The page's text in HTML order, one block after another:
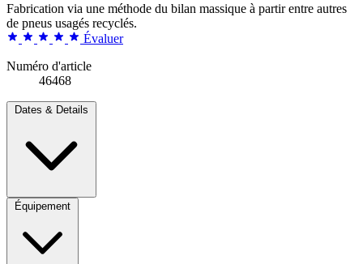
Fabrication via une méthode du bilan massique à partir entre autres
de pneus usagés recyclés.
Évaluer
Numéro d'article
46468
Dates & Details
Équipement